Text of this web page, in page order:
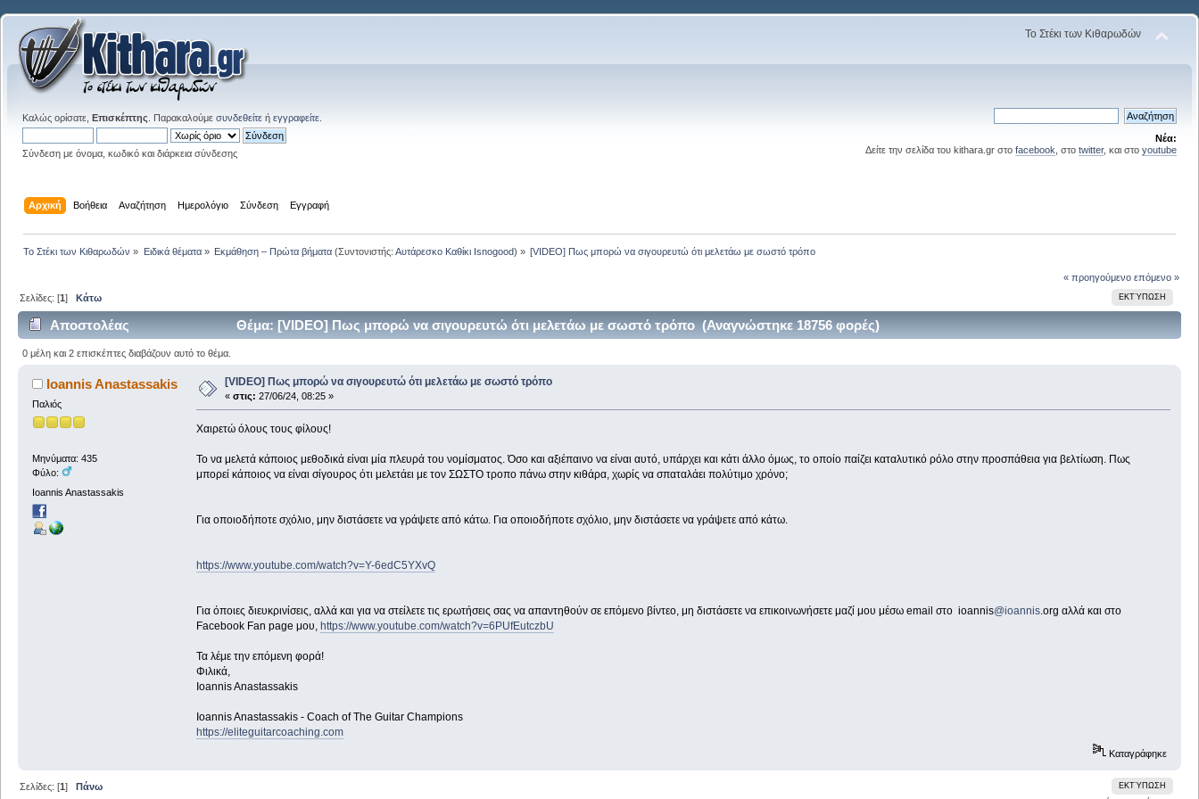
Το Στέκι των Κιθαρωδών
Καλώς ορίσατε, Επισκέπτης . Παρακαλούμε συνδεθείτε ή εγγραφείτε
Σύνδεση με όνομα, κωδικό και διάρκεια σύνδεσης
Νέα:
Δείτε την σελίδα του kithara.gr στο facebook , στο twitter, και στο youtube
Αρχική Βοήθεια Αναζήτηση Ημερολόγιο Σύνδεση Εγγραφή
Το Στέκι των Κιθαρωδών » Ειδικά θέματα» Εκμάθηση – Πρώτα βήματα(Συντονιστής: Αυτάρεσκο Καθίκι Isnogood) » [VIDEO] Πως μπορώ να σιγουρευτώ ότι μελετάω με σωστό τρόπο
« προηγούμενο επόμενο »
ΕΚΤΎΠΩΣΗ
Σελίδες: [1]Κάτω
Αποστολέας Θέμα: [VIDEO] Πως μπορώ να σιγουρευτώ ότι μελετάω με σωστό τρόπο (Αναγνώστηκε 18756 φορές)
0 μέλη και 2 επισκέπτες διαβάζουν αυτό το θέμα.
Ioannis Anastassakis
Παλιός
Μηνύματα: 435
Φύλο:
Ioannis Anastassakis
[VIDEO] Πως μπορώ να σιγουρευτώ ότι μελετάω με σωστό τρόπο
« στις: 27/06/24, 08:25 »
Χαιρετώ όλους τους φίλους!
Το να μελετά κάποιος μεθοδικά είναι μία πλευρά του νομίσματος. Όσο και αξιέπαινο να είναι αυτό, υπάρχει και κάτι άλλο όμως, το οποίο παίζει καταλυτικό ρόλο στην προσπάθεια για βελτίωση. Πως
μπορεί κάποιος να είναι σίγουρος ότι μελετάει με τον ΣΩΣΤΟ τροπο πάνω στην κιθάρα, χωρίς να σπαταλάει πολύτιμο χρόνο;
Για οποιοδήποτε σχόλιο, μην διστάσετε να γράψετε από κάτω. Για οποιοδήποτε σχόλιο, μην διστάσετε να γράψετε από κάτω.
https://www.youtube.com/watch?v=Y-6edC5YXvQ
Για όποιες διευκρινίσεις, αλλά και για να στείλετε τις ερωτήσεις σας να απαντηθούν σε επόμενο βίντεο, μη διστάσετε να επικοινωνήσετε μαζί μου μέσω email στο ioannis@ioannis.org αλλά και στο
Facebook Fan page μου, https://www.youtube.com/watch?v=6PUfEutczbU
Τα λέμε την επόμενη φορά!
Φιλικά,
Ioannis Anastassakis
Ioannis Anastassakis - Coach of The Guitar Champions
https://eliteguitarcoaching.com
Καταγράφηκε
ΕΚΤΎΠΩΣΗ
Σελίδες: [1]Πάνω